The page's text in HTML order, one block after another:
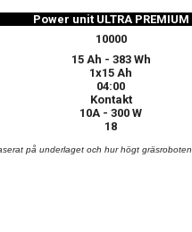
Power unit ULTRA PREMIUM
10000
15 Ah - 383 Wh
1x15 Ah
04:00
Kontakt
10A - 300 W
18
på underlaget och hur högt gräsroboten